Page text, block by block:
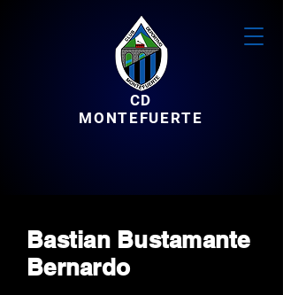
CD
MONTEFUERTE
Bastian Bustamante
Bernardo